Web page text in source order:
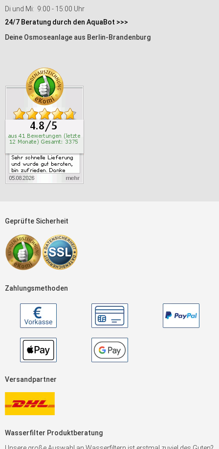
Di und Mi: 9:00 - 15:00 Uhr
24/7 Beratung durch den AquaBot >>>
Deine Osmoseanlage aus Berlin-Brandenburg
Geprüfte Sicherheit
Zahlungsmethoden
Versandpartner
Wasserfilter Produktberatung